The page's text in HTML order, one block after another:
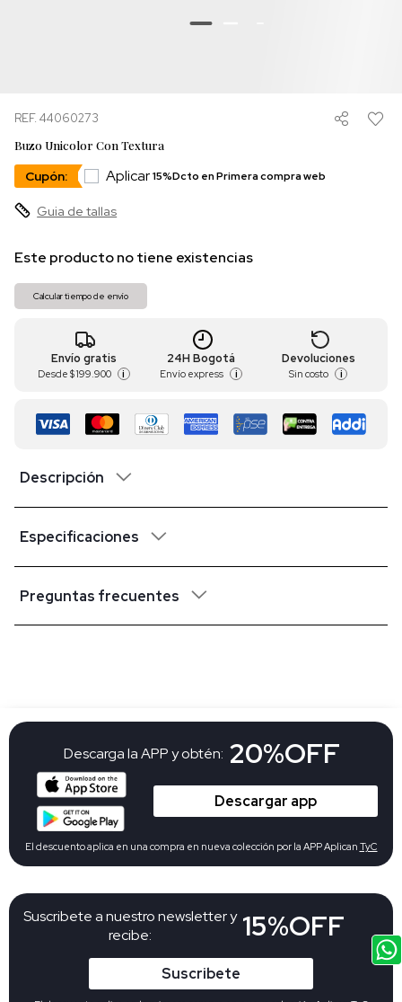
REF. 44060273
Buzo Unicolor Con Textura
Cupón: Aplicar15%Dcto en Primera compra web
Guia de tallas
Este producto no tiene existencias
Calcular tiempo de envío
Envío gratis
Desde $ 199.900 i
24H Bogotá
Envío express i
Devoluciones
Sin costo i
Descripción
Especificaciones
Preguntas frecuentes
Suscribete a nuestro newsletter y
recibe:
15%OFF
Suscribete
Descarga la APP y obtén: 20%OFF
Descargar app
El descuento aplica en una compra en nueva colección por la APP Aplican TyC